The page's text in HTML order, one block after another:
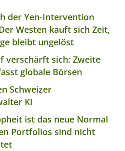
der Yen-Intervention
Westen kauft sich Zeit,
bleibt ungelöst
verschärft sich: Zweite
globale Börsen
Schweizer
KI
ist das neue Normal
Portfolios sind nicht